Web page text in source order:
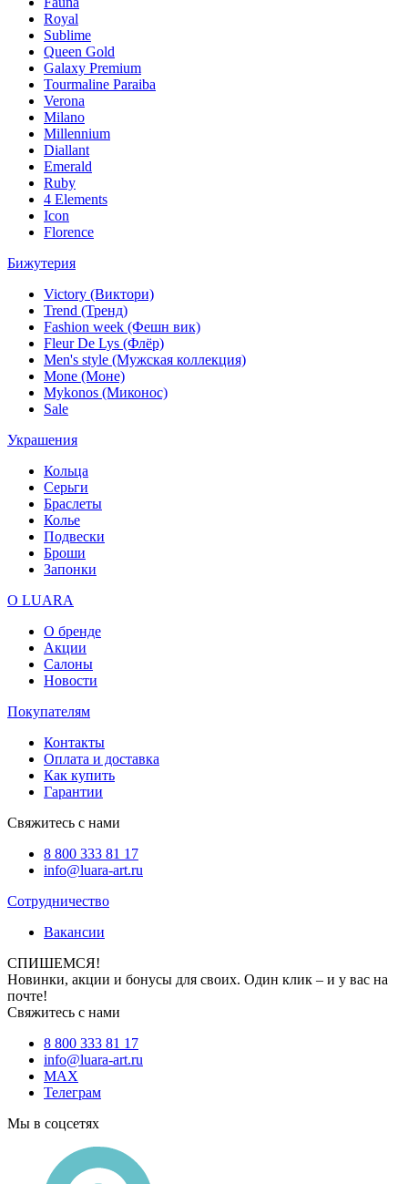
Royal
Sublime
Queen Gold
Galaxy Premium
Tourmaline Paraiba
Verona
Milano
Millennium
Diallant
Emerald
Ruby
4 Elements
Icon
Florence
Бижутерия
Victory (Виктори)
Trend (Тренд)
Fashion week (Фешн вик)
Fleur De Lys (Флёр)
Men's style (Мужская коллекция)
Mone (Моне)
Mykonos (Миконос)
Sale
Украшения
Кольца
Серьги
Браслеты
Колье
Подвески
Броши
Запонки
О LUARA
О бренде
Акции
Салоны
Новости
Покупателям
Контакты
Оплата и доставка
Как купить
Гарантии
Свяжитесь с нами
8 800 333 81 17
info@luara-art.ru
Сотрудничество
Вакансии
СПИШЕМСЯ!
Новинки, акции и бонусы для своих. Один клик – и у вас на
почте!
Свяжитесь с нами
8 800 333 81 17
info@luara-art.ru
MAX
Телеграм
Мы в соцсетях